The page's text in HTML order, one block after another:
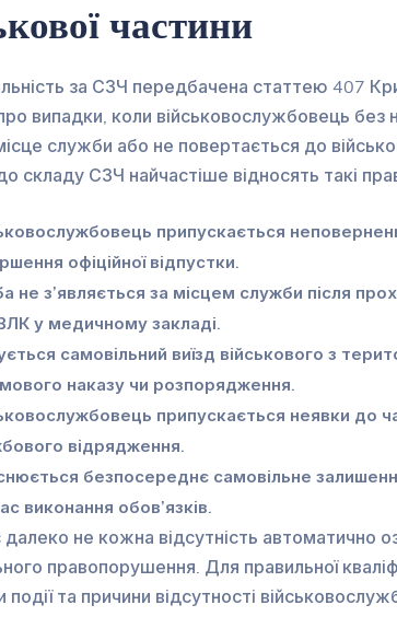
частини
за СЗЧ передбачена статтею 407
випадки, коли військовослужбовець
служби або не повертається до
складу СЗЧ найчастіше відносять такі
припускається
офіційної відпустки.
не з’являється за місцем служби після
у медичному закладі.
самовільний виїзд військового з
наказу чи розпорядження.
припускається неявки до
відрядження.
безпосереднє самовільне
виконання обов’язків.
не кожна відсутність автоматично
правопорушення. Для правильної
події та причини відсутності